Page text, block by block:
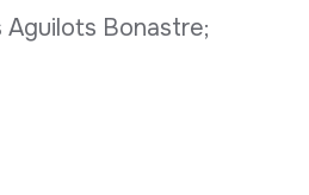
Bonastre;